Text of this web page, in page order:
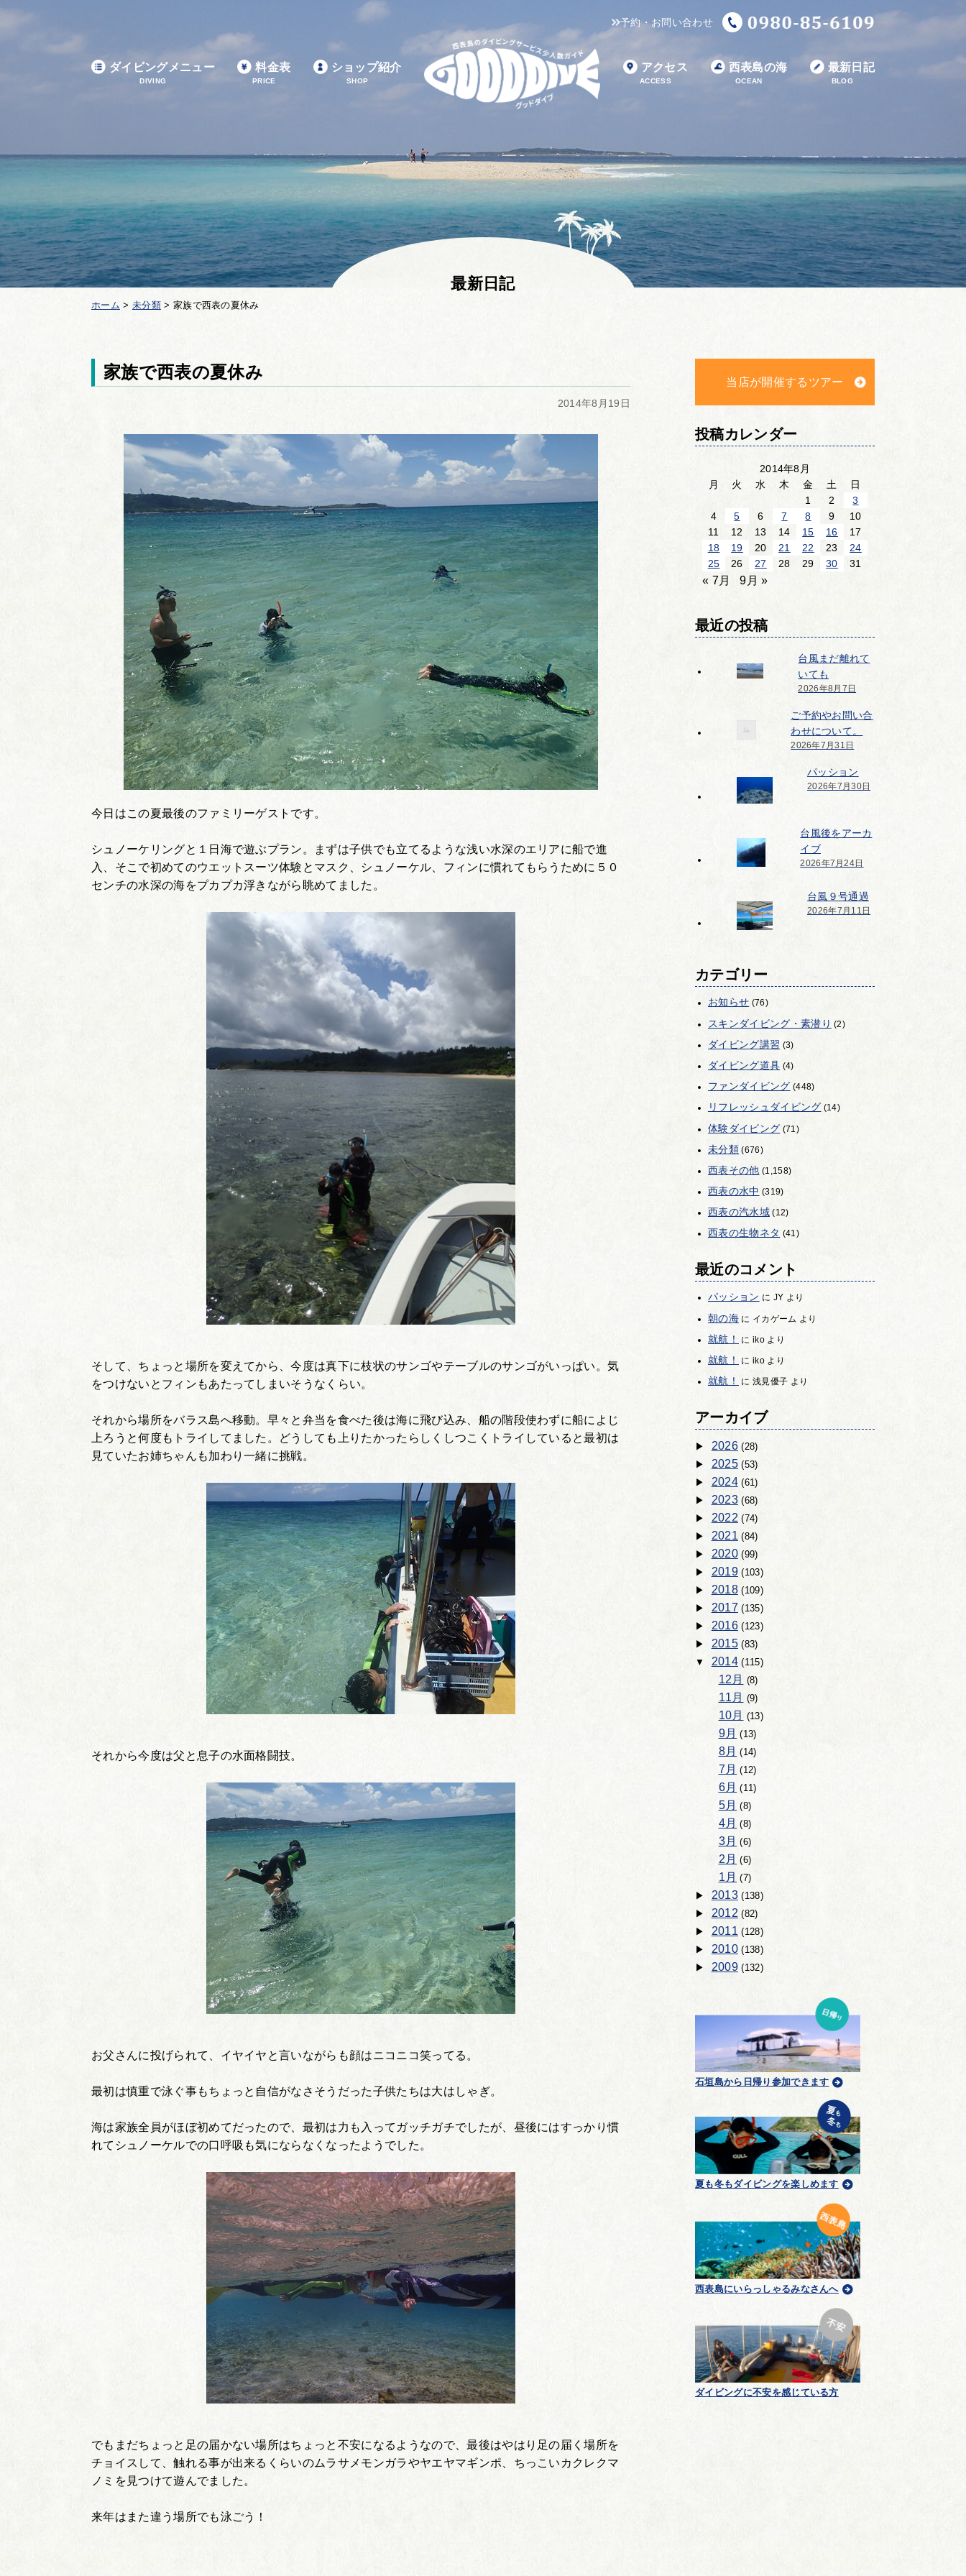
予約・お問い合わせ
ダイビングメニュー
DIVING
料金表
PRICE
ショップ紹介
SHOP
アクセス
ACCESS
西表島の海
OCEAN
最新日記
BLOG
最新日記
ホーム > 未分類> 家族で西表の夏休み
家族で西表の夏休み
2014年8月19日
今日はこの夏最後のファミリーゲストです。
シュノーケリングと１日海で遊ぶプラン。まずは子供でも立てるような浅い水深のエリアに船で進
入、そこで初めてのウエットスーツ体験とマスク、シュノーケル、フィンに慣れてもらうために５０
センチの水深の海をプカプカ浮きながら眺めてました。
そして、ちょっと場所を変えてから、今度は真下に枝状のサンゴやテーブルのサンゴがいっぱい。気
をつけないとフィンもあたってしまいそうなくらい。
それから場所をバラス島へ移動。早々と弁当を食べた後は海に飛び込み、船の階段使わずに船によじ
上ろうと何度もトライしてました。どうしても上りたかったらしくしつこくトライしていると最初は
見ていたお姉ちゃんも加わり一緒に挑戦。
それから今度は父と息子の水面格闘技。
お父さんに投げられて、イヤイヤと言いながらも顔はニコニコ笑ってる。
最初は慎重で泳ぐ事もちょっと自信がなさそうだった子供たちは大はしゃぎ。
海は家族全員がほぼ初めてだったので、最初は力も入ってガッチガチでしたが、昼後にはすっかり慣
れてシュノーケルでの口呼吸も気にならなくなったようでした。
でもまだちょっと足の届かない場所はちょっと不安になるようなので、最後はやはり足の届く場所を
チョイスして、触れる事が出来るくらいのムラサメモンガラやヤエヤマギンポ、ちっこいカクレクマ
ノミを見つけて遊んでました。
来年はまた違う場所でも泳ごう！
当店が開催するツアー
投稿カレンダー
2014年8月
月
火 水 木 金 土
日
1
2
3
4
5 6 7 8 9
10
11
12 13 14 15 16
17
18
19 20 21 22 23
24
25
26 27 28 29 30 31
« 7月 9月 »
最近の投稿
台風まだ離れて
いても
2026年8月7日
ご予約やお問い合
わせについて。
2026年7月31日
パッション
2026年7月30日
台風後をアーカ
イブ
2026年7月24日
台風９号通過
2026年7月11日
カテゴリー
お知らせ (76)
スキンダイビング・素潜り (2)
ダイビング講習 (3)
ダイビング道具 (4)
ファンダイビング (448)
リフレッシュダイビング (14)
体験ダイビング (71)
未分類(676)
西表その他 (1,158)
西表の水中 (319)
西表の汽水域(12)
西表の生物ネタ (41)
最近のコメント
パッション に JY より
朝の海に イカゲーム より
就航！ に ikoより
就航！ に ikoより
就航！ に 浅見優子 より
アーカイブ
2026(28)
2025(53)
2024(61)
2023(68)
2022 (74)
2021(84)
2020(99)
2019(103)
2018(109)
2017 (135)
2016(123)
2015(83)
2014(115)
12月 (8)
11月 (9)
10月 (13)
9月 (13)
8月 (14)
7月 (12)
6月 (11)
5月 (8)
4月 (8)
3月 (6)
2月 (6)
1月 (7)
2013(138)
2012(82)
2011(128)
2010(138)
2009(132)
石垣島から日帰り参加できます
夏も冬もダイビングを楽しめます
西表島にいらっしゃるみなさんへ
ダイビングに不安を感じている方